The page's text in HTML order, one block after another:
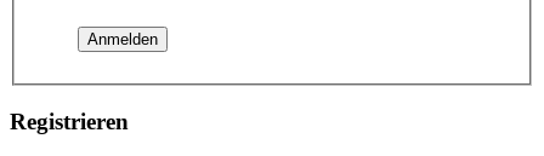
Registrieren